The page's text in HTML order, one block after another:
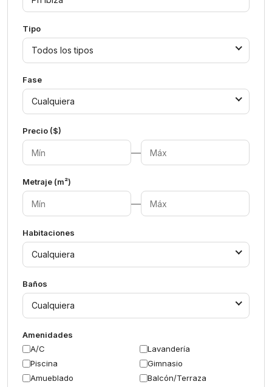
Tipo
Todos los tipos
Fase
Cualquiera
Precio ($)
—
Metraje (m²)
—
Habitaciones
Cualquiera
Baños
Cualquiera
Amenidades
A/C
Lavandería
Piscina
Gimnasio
Amueblado
Balcón/Terraza